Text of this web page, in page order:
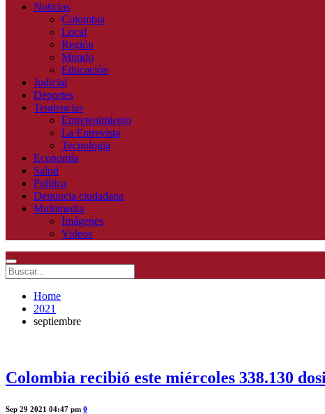
Noticias
Colombia
Local
Región
Mundo
Educación
Judicial
Deportes
Tendencias
Entretenimiento
La Entrevista
Tecnologia
Economía
Salud
Política
Denuncia ciudadana
Multimedia
Imágenes
Videos
Home
2021
septiembre
Colombia recibió este miércoles 338.130
Sep 29 2021 04:47 pm 0